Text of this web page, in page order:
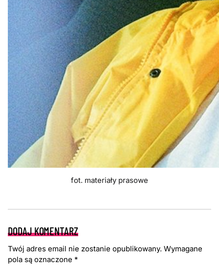
fot. materiały prasowe
DODAJ KOMENTARZ
Twój adres email nie zostanie opublikowany. Wymagane
pola są oznaczone *